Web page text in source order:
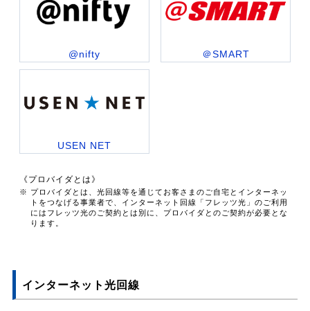
@nifty ＠SMART
USEN NET
《プロバイダとは》
※ プロバイダとは、光回線等を通じてお客さまのご自宅とインターネッ
トをつなげる事業者で、インターネット回線「フレッツ光」のご利用
にはフレッツ光のご契約とは別に、プロバイダとのご契約が必要とな
ります。
インターネット光回線